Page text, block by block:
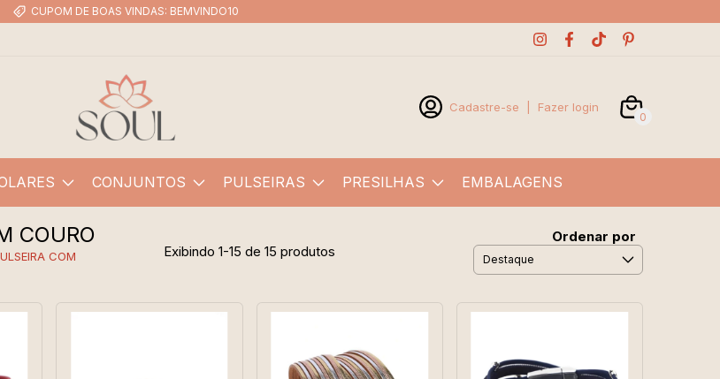
CUPOM DE BOAS VINDAS: BEMVINDO10
Cadastre-se Fazer login
0
CONJUNTOS PULSEIRAS PRESILHAS EMBALAGENS
COURO
COM
Exibindo 1-15 de 15 produtos
Ordenar por